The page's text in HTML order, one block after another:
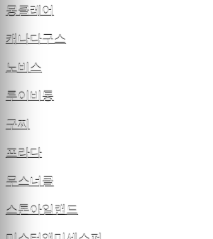
몽클레어
캐나다구스
노비스
루이비통
구찌
프라다
무스너클
스톤아일랜드